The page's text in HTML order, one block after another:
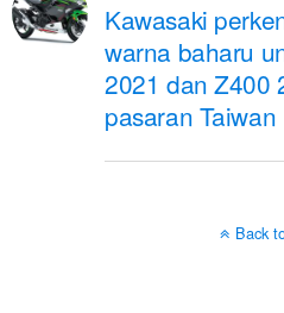
Kawasaki
warna baharu
2021 dan Z400
pasaran Taiwan
Back